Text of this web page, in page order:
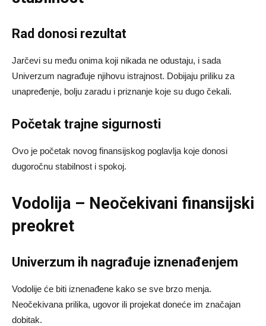
Rad donosi rezultat
Jarčevi su među onima koji nikada ne odustaju, i sada
Univerzum nagrađuje njihovu istrajnost. Dobijaju priliku za
unapređenje, bolju zaradu i priznanje koje su dugo čekali.
Početak trajne sigurnosti
Ovo je početak novog finansijskog poglavlja koje donosi
dugoročnu stabilnost i spokoj.
Vodolija – Neočekivani finansijski
preokret
Univerzum ih nagrađuje iznenađenjem
Vodolije će biti iznenađene kako se sve brzo menja.
Neočekivana prilika, ugovor ili projekat doneće im značajan
dobitak.